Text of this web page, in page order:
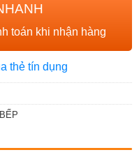
toán khi nhận hàng
thẻ tín dụng